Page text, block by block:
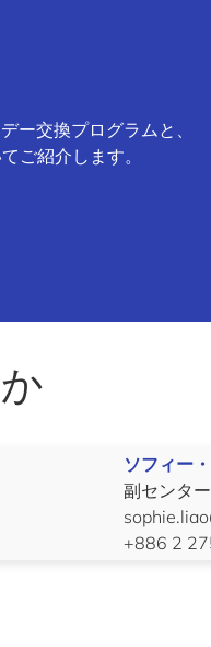
ー交換プログラムと、
ご紹介します。
ソフィー
副センタ
+886 2